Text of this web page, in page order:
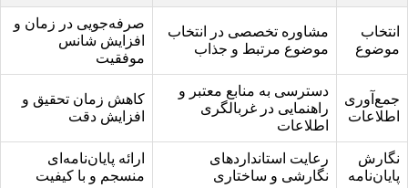
انتخاب
موضوع
مشاوره تخصصی در انتخاب
موضوع مرتبط و جذاب
صرفه‌جویی در زمان و
افزایش شانس
موفقیت
جمع‌آوری
اطلاعات
دسترسی به منابع معتبر و
راهنمایی در غربالگری
اطلاعات
کاهش زمان تحقیق و
افزایش دقت
نگارش
پایان‌نامه
رعایت استانداردهای
نگارشی و ساختاری
ارائه پایان‌نامه‌ای
منسجم و با کیفیت